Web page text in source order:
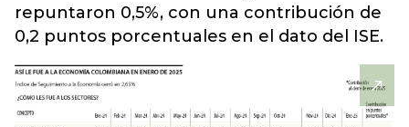
repuntaron 0,5%, con una contribución de
0,2 puntos porcentuales en el dato del ISE.